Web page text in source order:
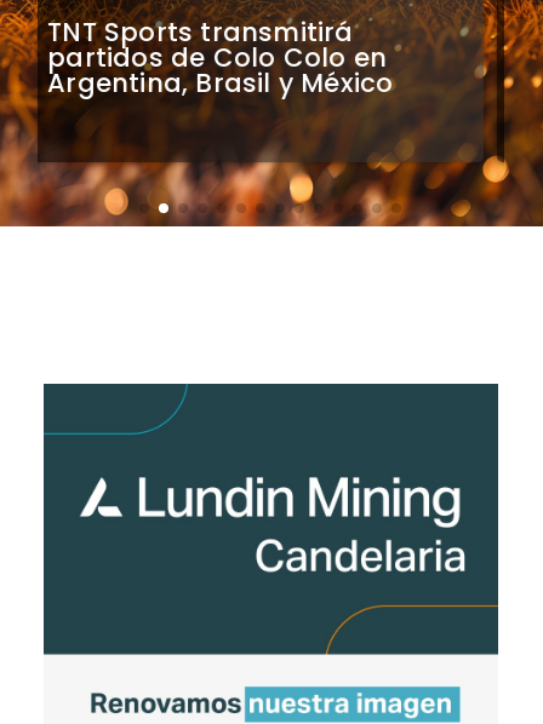
Mauricio Pinilla compara a
Colo Colo con Real Madrid de
Sudamérica